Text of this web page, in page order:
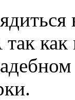
так